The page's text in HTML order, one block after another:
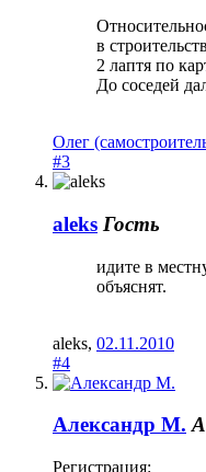
в
2 лаптя по
До соседей
Олег
#3
aleks Гость
идите в
объяснят.
aleks, 02.11.2010
#4
Александр М.
Регистрация: